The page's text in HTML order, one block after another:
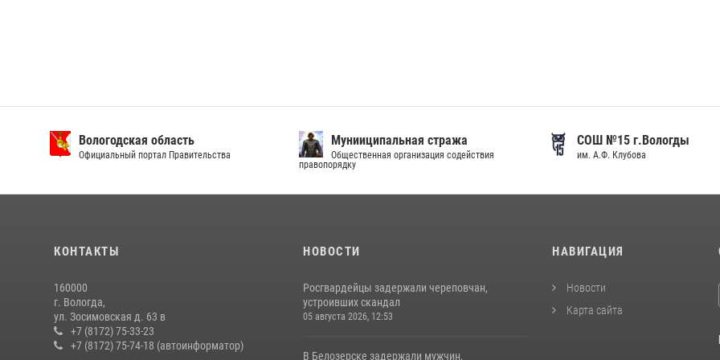
Вологодская область
Официальный портал Правительства
Мунииципальная стража
Общественная организация содействия
правопорядку
СОШ №15 г.Вологды
им. А.Ф. Клубова
КОНТАКТЫ
160000
г. Вологда,
ул. Зосимовская д. 63 в
+7 (8172) 75-33-23
+7 (8172) 75-74-18 (автоинформатор)
НОВОСТИ
Росгвардейцы задержали череповчан,
устроивших скандал
05 августа 2026, 12:53
В Белозерске задержали мужчин,
НАВИГАЦИЯ
Новости
Карта сайта